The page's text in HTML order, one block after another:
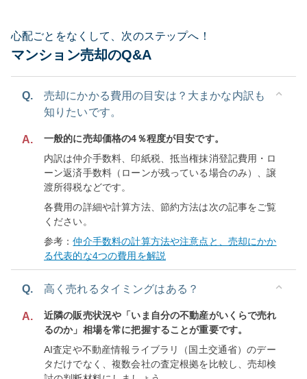
心配ごとをなくして、次のステップへ！
マンション売却のQ&A
Q.
売却にかかる費用の目安は？大まかな内訳も
知りたいです。
A.
一般的に売却価格の4％程度が目安です。
内訳は仲介手数料、印紙税、抵当権抹消登記費用・ロ
ーン返済手数料（ローンが残っている場合のみ）、譲
渡所得税などです。
各費用の詳細や計算方法、節約方法は次の記事をご覧
ください。
参考：仲介手数料の計算方法や注意点と、売却にかか
る代表的な4つの費用を解説
Q. 高く売れるタイミングはある？
A.
近隣の販売状況や「いま自分の不動産がいくらで売れ
るのか」相場を常に把握することが重要です。
AI査定や不動産情報ライブラリ（国土交通省）のデー
タだけでなく、複数会社の査定根拠を比較し、売却検